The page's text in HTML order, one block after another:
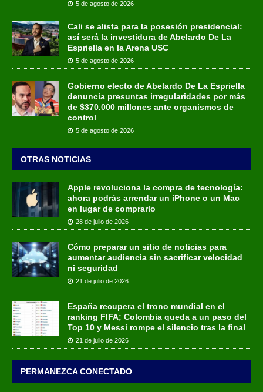
5 de agosto de 2026
Cali se alista para la posesión presidencial:
así será la investidura de Abelardo De La
Espriella en la Arena USC
5 de agosto de 2026
Gobierno electo de Abelardo De La Espriella
denuncia presuntas irregularidades por más
de $370.000 millones ante organismos de
control
5 de agosto de 2026
OTRAS NOTICIAS
Apple revoluciona la compra de tecnología:
ahora podrás arrendar un iPhone o un Mac
en lugar de comprarlo
28 de julio de 2026
Cómo preparar un sitio de noticias para
aumentar audiencia sin sacrificar velocidad
ni seguridad
21 de julio de 2026
España recupera el trono mundial en el
ranking FIFA; Colombia queda a un paso del
Top 10 y Messi rompe el silencio tras la final
21 de julio de 2026
PERMANEZCA CONECTADO